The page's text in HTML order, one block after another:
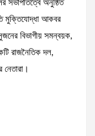
সভাপতিত্বে অনুষ্ঠিত
মুক্তিযোদ্ধা আকবর
বিভাগীয় সমন্বয়ক,
রাজনৈতিক দল,